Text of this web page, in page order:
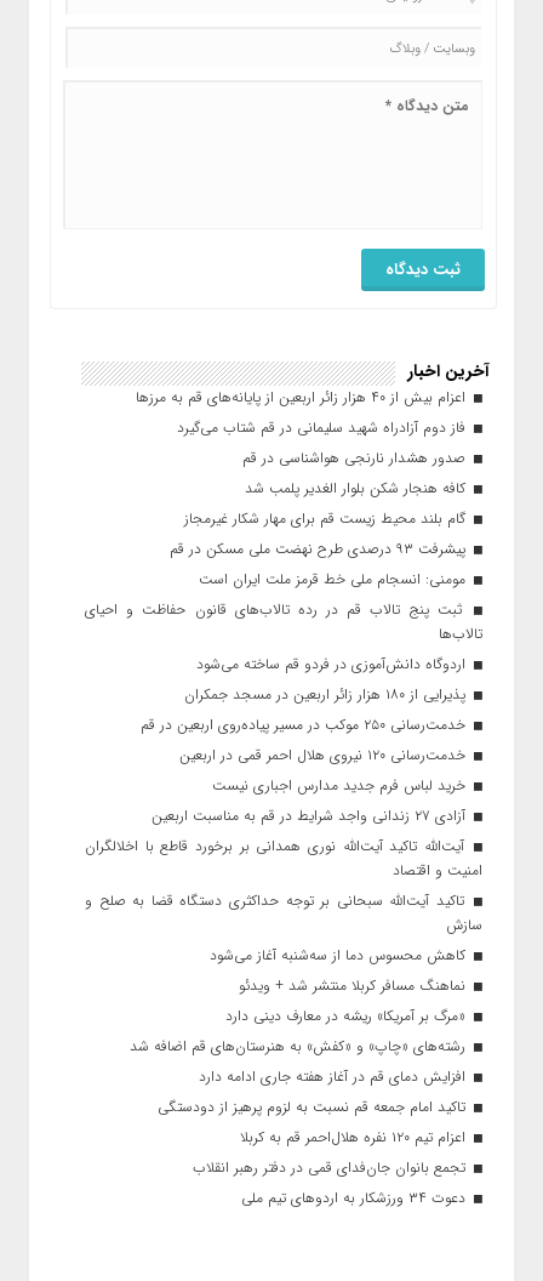
آخرین اخبار
اعزام بیش از ۴۰ هزار زائر اربعین از پایانه‌های قم به مرزها
فاز دوم آزادراه شهید سلیمانی در قم شتاب می‌گیرد
صدور هشدار نارنجی هواشناسی در قم
کافه هنجار شکن بلوار الغدیر پلمب شد
گام بلند محیط زیست قم برای مهار شکار غیرمجاز
پیشرفت ۹۳ درصدی طرح نهضت ملی مسکن در قم
مومنی: انسجام ملی خط قرمز ملت ایران است
ثبت پنج تالاب قم در رده تالاب‌های قانون حفاظت و احیای
تالاب‌ها
اردوگاه دانش‌آموزی در فردو قم ساخته می‌شود
پذیرایی از ۱۸۰ هزار زائر اربعین در مسجد جمکران
خدمت‌رسانی ۲۵۰ موکب در مسیر پیاده‌روی اربعین در قم
خدمت‌رسانی ۱۲۰ نیروی هلال احمر قمی در اربعین
خرید لباس فرم جدید مدارس اجباری نیست
آزادی ۲۷ زندانی واجد شرایط در قم به مناسبت اربعین
آیت‌الله تاکید آیت‌الله نوری همدانی بر برخورد قاطع با اخلالگران
امنیت و اقتصاد
تاکید آیت‌الله‌ سبحانی بر توجه حداکثری دستگاه قضا به صلح و
سازش
کاهش محسوس دما از سه‌شنبه آغاز می‌شود
نماهنگ مسافر کربلا منتشر شد + ویدئو
«مرگ بر آمریکا» ریشه در معارف دینی دارد
رشته‌های «چاپ» و «کفش» به هنرستان‌های قم اضافه شد
افزایش دمای قم در آغاز هفته جاری ادامه دارد
تاکید امام جمعه قم نسبت به لزوم پرهیز از دودستگی
اعزام تیم ۱۲۰ نفره هلال‌احمر قم به کربلا
تجمع بانوان جان‌فدای قمی در دفتر رهبر انقلاب
دعوت ۳۴ ورزشکار به اردوهای تیم ملی